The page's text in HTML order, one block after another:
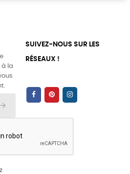
à la
SUIVEZ-NOUS SUR LES
RÉSEAUX !